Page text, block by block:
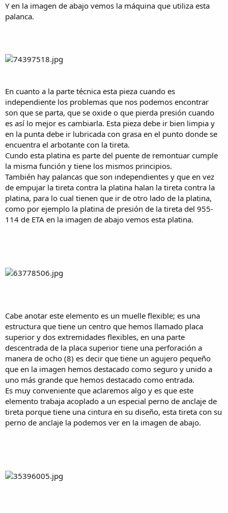
Y en la imagen de abajo vemos la máquina que utiliza esta
palanca.
En cuanto a la parte técnica esta pieza cuando es
independiente los problemas que nos podemos encontrar
son que se parta, que se oxide o que pierda presión cuando
es así lo mejor es cambiarla. Esta pieza debe ir bien limpia y
en la punta debe ir lubricada con grasa en el punto donde se
encuentra el arbotante con la tireta.
Cundo esta platina es parte del puente de remontuar cumple
la misma función y tiene los mismos principios.
También hay palancas que son independientes y que en vez
de empujar la tireta contra la platina halan la tireta contra la
platina, para lo cual tienen que ir de otro lado de la platina,
como por ejemplo la platina de presión de la tireta del 955-
114 de ETA en la imagen de abajo vemos esta platina.
Cabe anotar este elemento es un muelle flexible; es una
estructura que tiene un centro que hemos llamado placa
superior y dos extremidades flexibles, en una parte
descentrada de la placa superior tiene una perforación a
manera de ocho (8) es decir que tiene un agujero pequeño
que en la imagen hemos destacado como seguro y unido a
uno más grande que hemos destacado como entrada.
Es muy conveniente que aclaremos algo y es que este
elemento trabaja acoplado a un especial perno de anclaje de
tireta porque tiene una cintura en su diseño, esta tireta con su
perno de anclaje la podemos ver en la imagen de abajo.